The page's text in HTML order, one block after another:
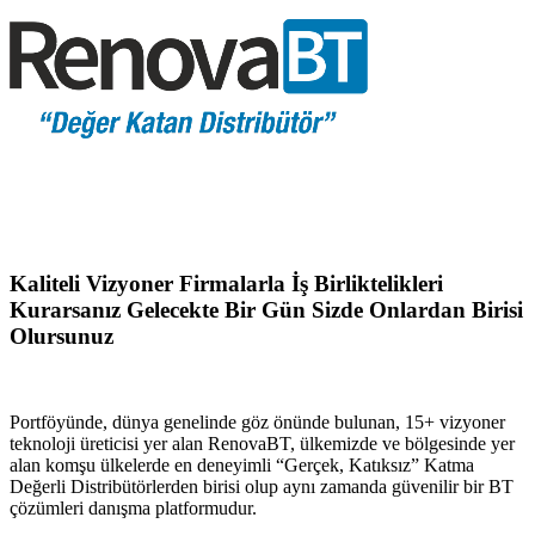
Kaliteli Vizyoner Firmalarla İş Birliktelikleri
Kurarsanız Gelecekte Bir Gün Sizde Onlardan Birisi
Olursunuz
Portföyünde, dünya genelinde göz önünde bulunan, 15+ vizyoner
teknoloji üreticisi yer alan RenovaBT, ülkemizde ve bölgesinde yer
alan komşu ülkelerde en deneyimli “Gerçek, Katıksız” Katma
Değerli Distribütörlerden birisi olup aynı zamanda güvenilir bir BT
çözümleri danışma platformudur.